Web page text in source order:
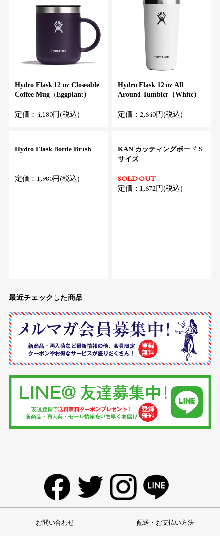
Hydro Flask 12 oz Closeable
Coffee Mug（Eggplant）
定価：4,180円(税込)
Hydro Flask 12 oz All
Around Tumbler（White）
定価：2,640円(税込)
Hydro Flask Bottle Brush
定価：1,980円(税込)
KAN カッティングボード S
サイズ
SOLD OUT
定価：1,672円(税込)
最近チェックした商品
お問い合わせ 配送・お支払い方法